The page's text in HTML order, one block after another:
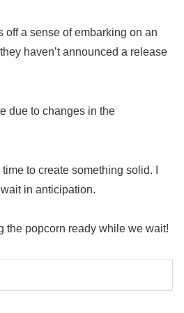
off a sense of embarking on an
haven’t announced a release
due to changes in the
to create something solid. I
in anticipation.
the popcorn ready while we wait!